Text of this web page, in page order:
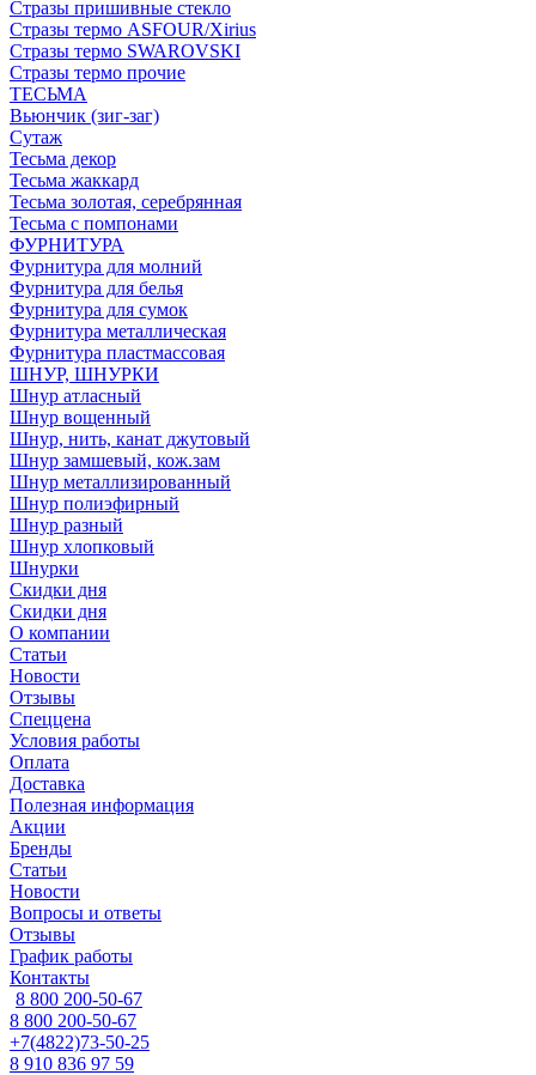
Стразы пришивные стекло
Стразы термо ASFOUR/Xirius
Стразы термо SWAROVSKI
Стразы термо прочие
ТЕСЬМА
Вьюнчик (зиг-заг)
Сутаж
Тесьма декор
Тесьма жаккард
Тесьма золотая, серебрянная
Тесьма с помпонами
ФУРНИТУРА
Фурнитура для молний
Фурнитура для белья
Фурнитура для сумок
Фурнитура металлическая
Фурнитура пластмассовая
ШНУР, ШНУРКИ
Шнур атласный
Шнур вощенный
Шнур, нить, канат джутовый
Шнур замшевый, кож.зам
Шнур металлизированный
Шнур полиэфирный
Шнур разный
Шнур хлопковый
Шнурки
Скидки дня
Скидки дня
О компании
Статьи
Новости
Отзывы
Спеццена
Условия работы
Оплата
Доставка
Полезная информация
Акции
Бренды
Статьи
Новости
Вопросы и ответы
Отзывы
График работы
Контакты
8 800 200-50-67
8 800 200-50-67
+7(4822)73-50-25
8 910 836 97 59